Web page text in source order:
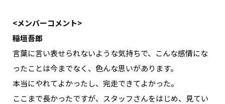
<メンバーコメント>
稲垣吾郎
言葉に言い表せられないような気持ちで、こんな感情にな
ったことは今までなく、色んな思いがあります。
本当にやれてよかったし、完走できてよかった。
ここまで長かったですが、スタッフさんをはじめ、見てい